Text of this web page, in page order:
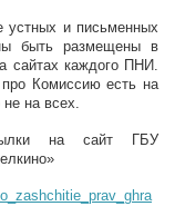
устных и письменных
быть размещены в
каждого ПНИ.
Комиссию есть на
на всех.
на сайт ГБУ